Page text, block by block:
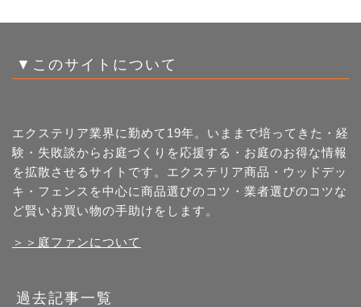
▼このサイトについて
エクステリア業界に勤めて19年。いままで培ってきた・経
験・失敗談からお庭づくりを応援する・お庭のお得な情報
を拡散させるサイトです。エクステリア商品・ウッドデッ
キ・フェンスを中心に商品選びのコツ・業者選びのコツな
ど賢いお買い物の手助けをします。
＞＞庭ファンについて
過去記事一覧